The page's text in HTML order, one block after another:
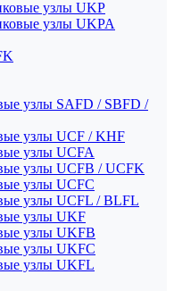
узлы UKP
узлы UKPA
узлы SAFD / SBFD /
узлы UCF / KHF
узлы UCFA
узлы UCFB / UCFK
узлы UCFC
узлы UCFL / BLFL
узлы UKF
узлы UKFB
узлы UKFC
узлы UKFL